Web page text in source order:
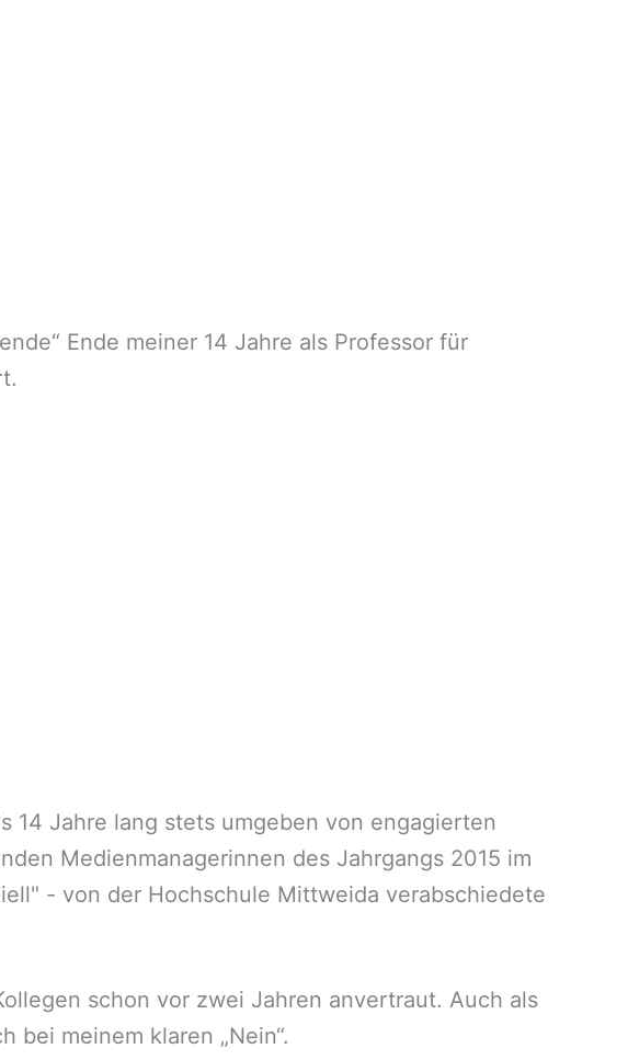
Ende meiner 14 Jahre als Professor für
14 Jahre lang stets umgeben von engagierten
Medienmanagerinnen des Jahrgangs 2015 im
- von der Hochschule Mittweida verabschiedete
schon vor zwei Jahren anvertraut. Auch als
bei meinem klaren „Nein“.